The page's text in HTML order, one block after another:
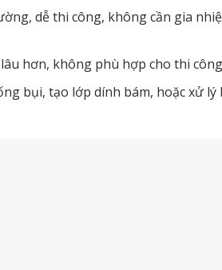
dễ thi công, không cần gia
hơn, không phù hợp cho thi
bụi, tạo lớp dính bám, hoặc xử